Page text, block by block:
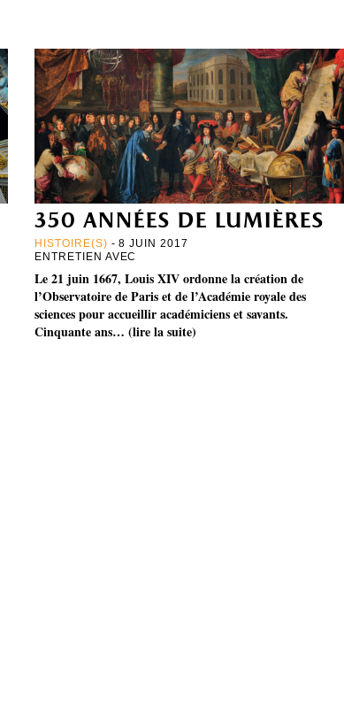
350 années de lumières
HISTOIRE(S) - 8 JUIN 2017
ENTRETIEN AVEC
Le 21 juin 1667, Louis XIV ordonne la création de
l’Observatoire de Paris et de l’Académie royale des
sciences pour accueillir académiciens et savants.
Cinquante ans… (lire la suite)